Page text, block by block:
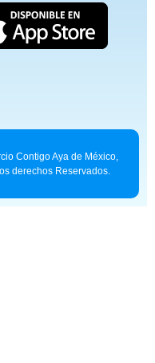
Contigo Aya de México,
derechos Reservados.